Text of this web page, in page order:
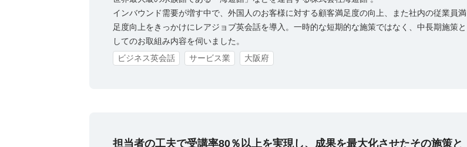
インバウンド需要が増す中で、外国人のお客様に対する顧客満足度の向上、また社内の従業員満
足度向上をきっかけにレアジョブ英会話を導入。一時的な短期的な施策ではなく、中長期施策と
してのお取組み内容を伺いました。
ビジネス英会話
サービス業 大阪府
担当者の工夫で受講率80％以上を実現し、成果を最大化させたその施策と